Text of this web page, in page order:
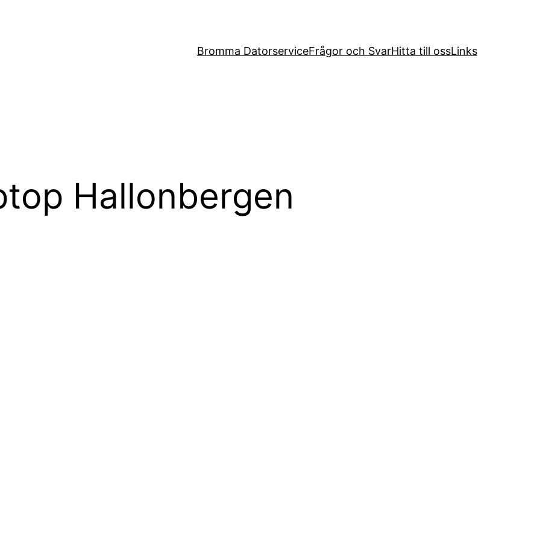
Bromma DatorserviceFrågor och SvarHitta till ossLinks
Hallonbergen